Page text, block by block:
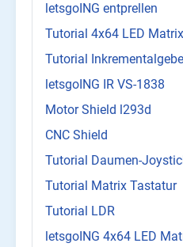
letsgoING entprellen
Tutorial 4x64 LED Matrix
Tutorial
letsgoING IR VS-1838
Motor Shield l293d
CNC Shield
Tutorial Daumen-
Tutorial Matrix Tastatur
Tutorial LDR
letsgoING 4x64 LED